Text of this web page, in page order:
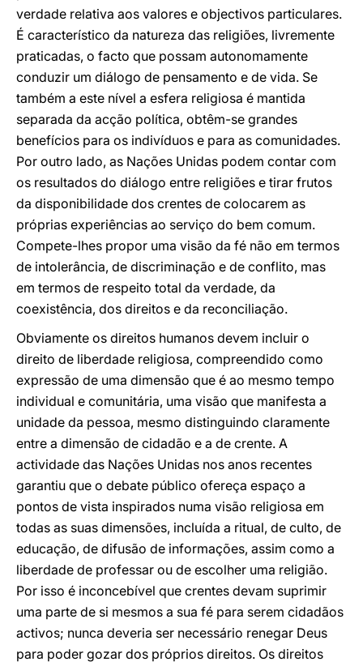
verdade relativa aos valores e objectivos particulares.
É característico da natureza das religiões, livremente
praticadas, o facto que possam autonomamente
conduzir um diálogo de pensamento e de vida. Se
também a este nível a esfera religiosa é mantida
separada da acção política, obtêm-se grandes
benefícios para os indivíduos e para as comunidades.
Por outro lado, as Nações Unidas podem contar com
os resultados do diálogo entre religiões e tirar frutos
da disponibilidade dos crentes de colocarem as
próprias experiências ao serviço do bem comum.
Compete-lhes propor uma visão da fé não em termos
de intolerância, de discriminação e de conflito, mas
em termos de respeito total da verdade, da
coexistência, dos direitos e da reconciliação.
Obviamente os direitos humanos devem incluir o
direito de liberdade religiosa, compreendido como
expressão de uma dimensão que é ao mesmo tempo
individual e comunitária, uma visão que manifesta a
unidade da pessoa, mesmo distinguindo claramente
entre a dimensão de cidadão e a de crente. A
actividade das Nações Unidas nos anos recentes
garantiu que o debate público ofereça espaço a
pontos de vista inspirados numa visão religiosa em
todas as suas dimensões, incluída a ritual, de culto, de
educação, de difusão de informações, assim como a
liberdade de professar ou de escolher uma religião.
Por isso é inconcebível que crentes devam suprimir
uma parte de si mesmos a sua fé para serem cidadãos
activos; nunca deveria ser necessário renegar Deus
para poder gozar dos próprios direitos. Os direitos